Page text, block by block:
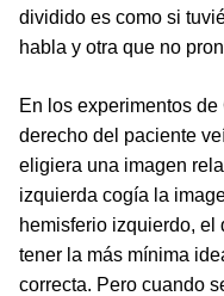
dividido es como si
habla y otra que no
En los experimentos
derecho del paciente
eligiera una imagen
izquierda cogía la
hemisferio izquierdo,
tener la más mínima
correcta. Pero cuando